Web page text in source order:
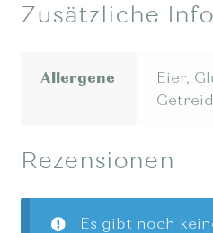
Zusätzliche
Allergene
Eier,
Rezensionen
Es gibt noch